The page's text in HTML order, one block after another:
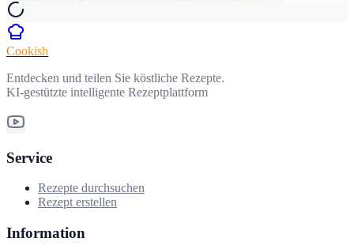
Cookish
Entdecken und teilen Sie köstliche Rezepte.
KI-gestützte intelligente Rezeptplattform
Service
Rezepte durchsuchen
Rezept erstellen
Information